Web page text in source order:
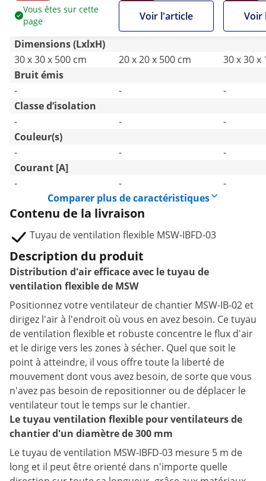
ventilateur industriel
MSW-IB-02
Vous êtes sur cette
page
ventilateur industriel
MSW-IB-01
Voir l'article
MSW-IB-
Voir
Dimensions (LxlxH)
30 x 30 x 500 cm
20 x 20 x 500 cm
30 x 30 x
Bruit émis
-
-
-
Classe d’isolation
-
-
-
Couleur(s)
-
-
-
Courant [A]
-
-
-
Comparer plus de caractéristiques
Contenu de la livraison
Tuyau de ventilation flexible MSW-IBFD-03
Description du produit
Distribution d'air efficace avec le tuyau de
ventilation flexible de MSW
Positionnez votre ventilateur de chantier MSW-IB-02 et
dirigez l'air à l'endroit où vous en avez besoin. Ce tuyau
de ventilation flexible et robuste concentre le flux d'air
et le dirige vers les zones à sécher. Quel que soit le
point à atteindre, il vous offre toute la liberté de
mouvement dont vous avez besoin, de sorte que vous
n'avez pas besoin de repositionner ou de déplacer le
ventilateur tout le temps sur le chantier.
Le tuyau ventilation flexible pour ventilateurs de
chantier d'un diamètre de 300 mm
Le tuyau de ventilation MSW-IBFD-03 mesure 5 m de
long et il peut être orienté dans n'importe quelle